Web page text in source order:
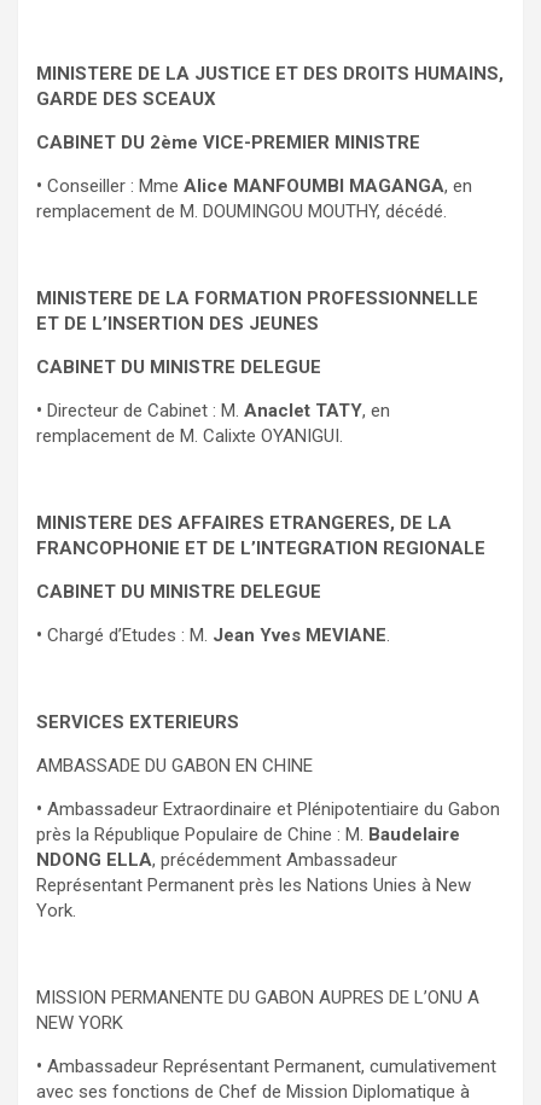
MINISTERE DE LA JUSTICE ET DES DROITS HUMAINS,
GARDE DES SCEAUX
CABINET DU 2ème VICE-PREMIER MINISTRE
• Conseiller : Mme Alice MANFOUMBI MAGANGA, en
remplacement de M. DOUMINGOU MOUTHY, décédé.
MINISTERE DE LA FORMATION PROFESSIONNELLE
ET DE L’INSERTION DES JEUNES
CABINET DU MINISTRE DELEGUE
• Directeur de Cabinet : M. Anaclet TATY, en
remplacement de M. Calixte OYANIGUI.
MINISTERE DES AFFAIRES ETRANGERES, DE LA
FRANCOPHONIE ET DE L’INTEGRATION REGIONALE
CABINET DU MINISTRE DELEGUE
• Chargé d’Etudes : M. Jean Yves MEVIANE.
SERVICES EXTERIEURS
AMBASSADE DU GABON EN CHINE
• Ambassadeur Extraordinaire et Plénipotentiaire du Gabon
près la République Populaire de Chine : M. Baudelaire
NDONG ELLA, précédemment Ambassadeur
Représentant Permanent près les Nations Unies à New
York.
MISSION PERMANENTE DU GABON AUPRES DE L’ONU A
NEW YORK
• Ambassadeur Représentant Permanent, cumulativement
avec ses fonctions de Chef de Mission Diplomatique à